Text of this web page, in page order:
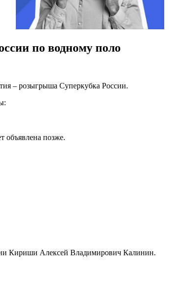
по водному поло
– розыгрыша Суперкубка России.
объявлена позже.
Кириши Алексей Владимирович Калинин.